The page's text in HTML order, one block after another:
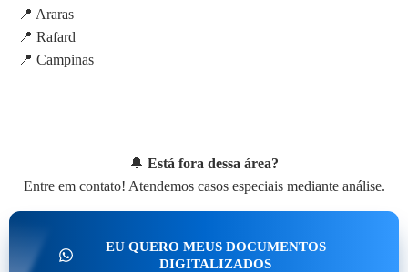
📍 Araras
📍 Rafard
📍 Campinas
🔔 Está fora dessa área?
Entre em contato! Atendemos casos especiais mediante análise.
EU QUERO MEUS DOCUMENTOS
DIGITALIZADOS